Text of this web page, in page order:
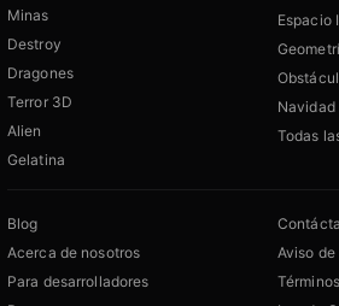
Minas
Destroy
Dragones
Terror 3D
Alien
Gelatina
Espacio
Navidad
Todas
Blog
Acerca de nosotros
Para desarrolladores
Aviso